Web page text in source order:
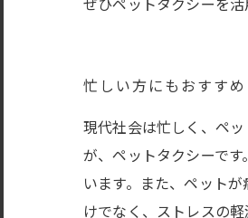
ぜひペットタクシーを活
忙しい方にもおすす
現代社会は忙しく、ペ
が、ペットタクシーで
います。また、ペット
けでなく、ストレスの